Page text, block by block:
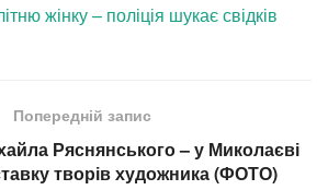
жінку – поліція шукає свідків
Попередній запис
Ряснянського – у Миколаєві
творів художника (ФОТО)